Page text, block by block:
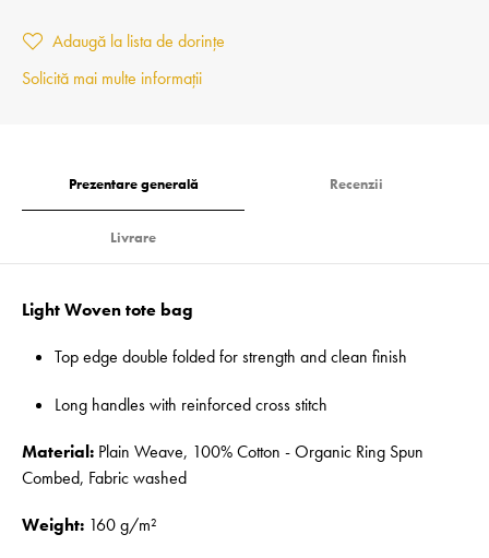
Adaugă la lista de dorințe
Solicită mai multe informații
Prezentare generală Recenzii
Livrare
Light Woven tote bag
Top edge double folded for strength and clean finish
Long handles with reinforced cross stitch
Material: Plain Weave, 100% Cotton - Organic Ring Spun
Combed, Fabric washed
Weight: 160 g/m²